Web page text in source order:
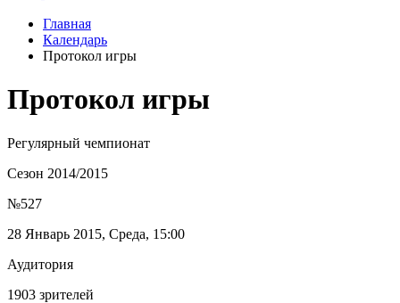
Главная
Календарь
Протокол игры
Протокол игры
Регулярный чемпионат
Сезон 2014/2015
№527
28 Январь 2015, Среда, 15:00
Аудитория
1903 зрителей